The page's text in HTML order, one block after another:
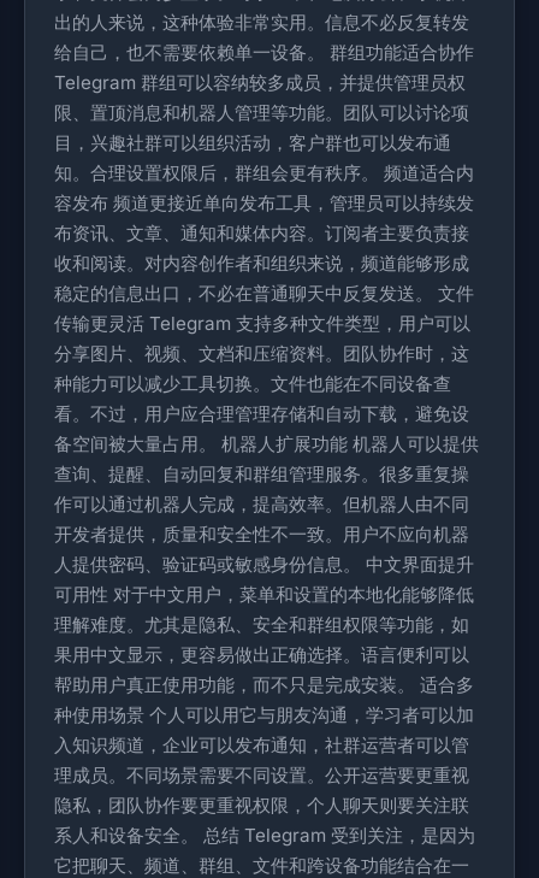
出的人来说，这种体验非常实用。信息不必反复转发
给自己，也不需要依赖单一设备。 群组功能适合协作
Telegram 群组可以容纳较多成员，并提供管理员权
限、置顶消息和机器人管理等功能。团队可以讨论项
目，兴趣社群可以组织活动，客户群也可以发布通
知。合理设置权限后，群组会更有秩序。 频道适合内
容发布 频道更接近单向发布工具，管理员可以持续发
布资讯、文章、通知和媒体内容。订阅者主要负责接
收和阅读。对内容创作者和组织来说，频道能够形成
稳定的信息出口，不必在普通聊天中反复发送。 文件
传输更灵活 Telegram 支持多种文件类型，用户可以
分享图片、视频、文档和压缩资料。团队协作时，这
种能力可以减少工具切换。文件也能在不同设备查
看。不过，用户应合理管理存储和自动下载，避免设
备空间被大量占用。 机器人扩展功能 机器人可以提供
查询、提醒、自动回复和群组管理服务。很多重复操
作可以通过机器人完成，提高效率。但机器人由不同
开发者提供，质量和安全性不一致。用户不应向机器
人提供密码、验证码或敏感身份信息。 中文界面提升
可用性 对于中文用户，菜单和设置的本地化能够降低
理解难度。尤其是隐私、安全和群组权限等功能，如
果用中文显示，更容易做出正确选择。语言便利可以
帮助用户真正使用功能，而不只是完成安装。 适合多
种使用场景 个人可以用它与朋友沟通，学习者可以加
入知识频道，企业可以发布通知，社群运营者可以管
理成员。不同场景需要不同设置。公开运营要更重视
隐私，团队协作要更重视权限，个人聊天则要关注联
系人和设备安全。 总结 Telegram 受到关注，是因为
它把聊天、频道、群组、文件和跨设备功能结合在一